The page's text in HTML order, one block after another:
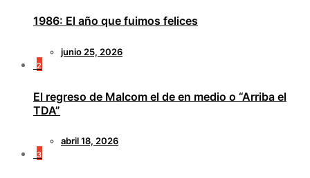
1986: El año que fuimos felices
junio 25, 2026
2
El regreso de Malcom el de en medio o “Arriba el
TDA”
abril 18, 2026
3